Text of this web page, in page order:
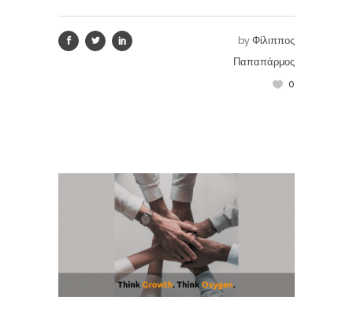
by Φίλιππος
Παπαπάρμος
0